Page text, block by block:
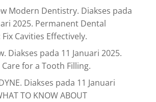
Modern Dentistry. Diakses pada
2025. Permanent Dental
Fix Cavities Effectively.
Diakses pada 11 Januari 2025.
for a Tooth Filling.
Diakses pada 11 Januari
TO KNOW ABOUT